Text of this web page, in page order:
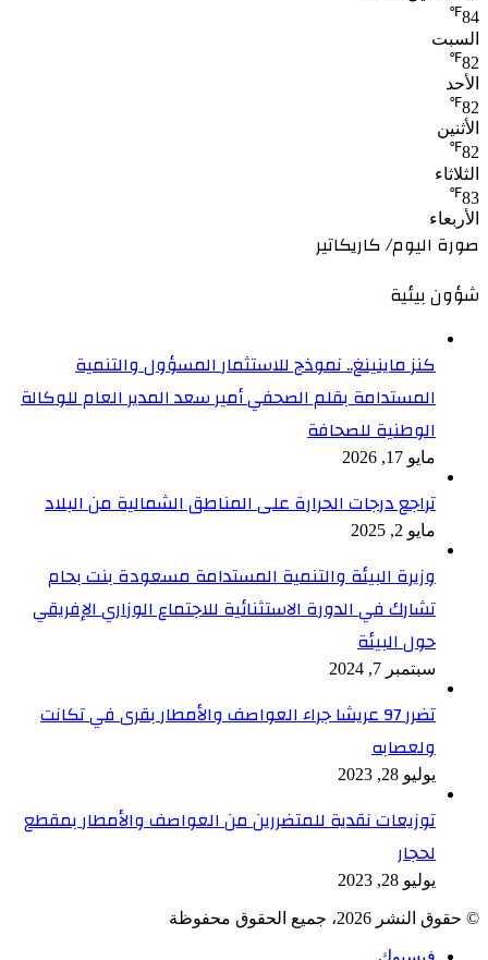
84
℉
السبت
82
℉
الأحد
82
℉
الأثنين
82
℉
الثلاثاء
83
℉
الأربعاء
صورة اليوم/ كاريكاتير
شؤون بيئية
كنز ماينينغ.. نموذج للاستثمار المسؤول والتنمية
المستدامة بقلم الصحفي أمير سعد المدير العام للوكالة
الوطنية للصحافة
مايو 17, 2026
تراجع درجات الحرارة على المناطق الشمالية من البلاد
مايو 2, 2025
وزيرة البيئة والتنمية المستدامة مسعودة بنت بحام
تشارك في الدورة الاستثنائية للاجتماع الوزاري الإفريقي
حول البيئة
سبتمبر 7, 2024
تضرر 97 عريشا جراء العواصف والأمطار بقرى في تكانت
ولعصابه
يوليو 28, 2023
توزيعات نقدية للمتضررين من العواصف والأمطار بمقطع
لحجار
يوليو 28, 2023
© حقوق النشر 2026، جميع الحقوق محفوظة
فيسبوك